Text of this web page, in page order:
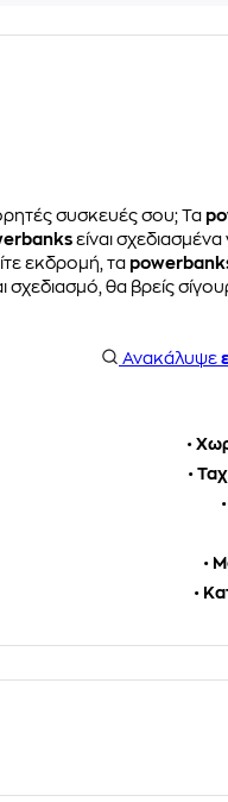
συσκευές σου; Τα
είναι
εκδρομή, τα
θα βρείς
Ανακάλυψε
•
•
•
•
•